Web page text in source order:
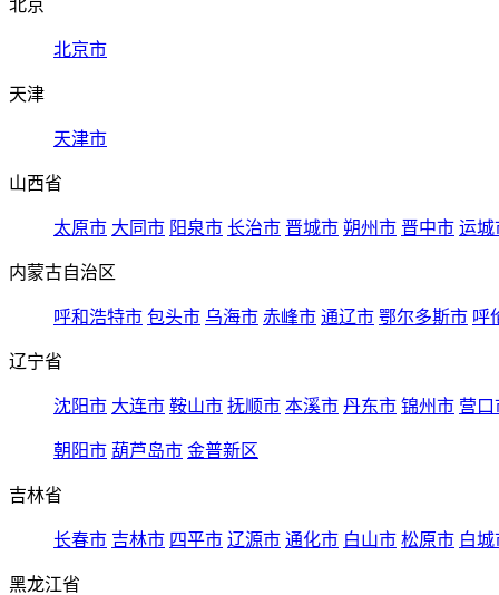
北京
北京市
天津
天津市
山西省
太原市 大同市 阳泉市 长治市 晋城市 朔州市 晋中市 运城
内蒙古自治区
呼和浩特市 包头市 乌海市 赤峰市 通辽市 鄂尔多斯市 呼
辽宁省
沈阳市 大连市 鞍山市 抚顺市 本溪市 丹东市 锦州市 营口
朝阳市 葫芦岛市 金普新区
吉林省
长春市 吉林市 四平市 辽源市 通化市 白山市 松原市 白城
黑龙江省